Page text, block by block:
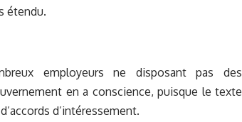
étendu.
employeurs ne disposant pas des
en a conscience, puisque le texte
d’intéressement.